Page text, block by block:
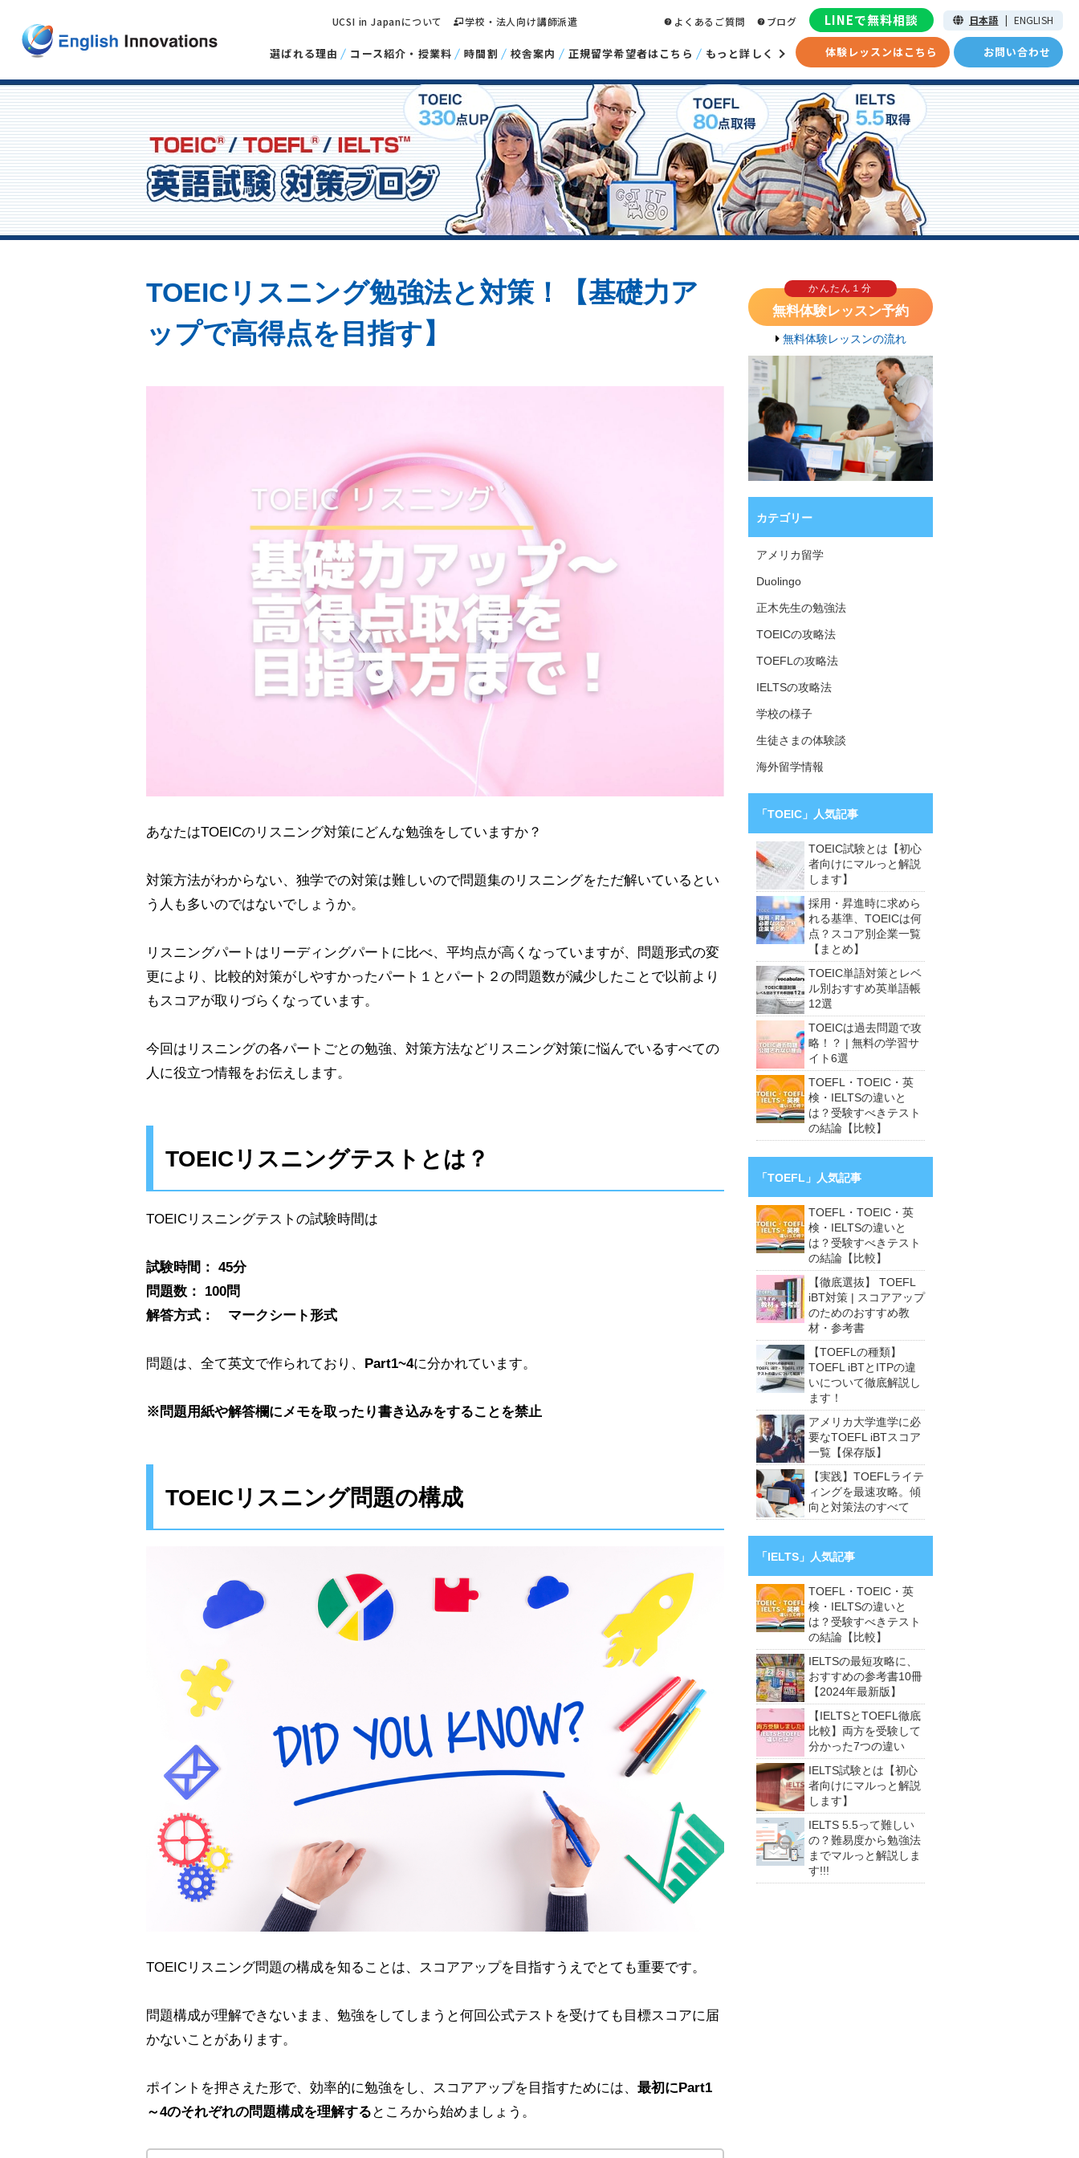
選ばれる理由 コース紹介・授業料 時間割 校舎案内 正規留学希望者はこちら もっと詳しく 体験レッスンはこちら お問い合わせ
UCSI in Japanについて 学校・法人向け講師派遣 よくあるご質問 ブログ LINEで無料相談 日本語 | ENGLISH
TOEICリスニング勉強法と対策！【基礎力ア
ップで高得点を目指す】
あなたはTOEICのリスニング対策にどんな勉強をしていますか？
対策方法がわからない、独学での対策は難しいので問題集のリスニングをただ解いているとい
う人も多いのではないでしょうか。
リスニングパートはリーディングパートに比べ、平均点が高くなっていますが、問題形式の変
更により、比較的対策がしやすかったパート１とパート２の問題数が減少したことで以前より
もスコアが取りづらくなっています。
今回はリスニングの各パートごとの勉強、対策方法などリスニング対策に悩んでいるすべての
人に役立つ情報をお伝えします。
TOEICリスニングテストとは？
TOEICリスニングテストの試験時間は
試験時間： 45分
問題数： 100問
解答方式： マークシート形式
問題は、全て英文で作られており、 Part1~4に分かれています。
※問題用紙や解答欄にメモを取ったり書き込みをすることを禁止
TOEICリスニング問題の構成
TOEICリスニング問題の構成を知ることは、スコアアップを目指すうえでとても重要です。
問題構成が理解できないまま、勉強をしてしまうと何回公式テストを受けても目標スコアに届
かないことがあります。
ポイントを押さえた形で、効率的に勉強をし、スコアアップを目指すためには、 最初にPart1
～4のそれぞれの問題構成を理解する ところから始めましょう。
かんたん１分
無料体験レッスン予約
無料体験レッスンの流れ
カテゴリー
アメリカ留学
Duolingo
正木先生の勉強法
TOEICの攻略法
TOEFLの攻略法
IELTSの攻略法
学校の様子
生徒さまの体験談
海外留学情報
「TOEIC」人気記事
TOEIC試験とは【初心
者向けにマルっと解説
します】
採用・昇進時に求めら
れる基準、TOEICは何
点？スコア別企業一覧
【まとめ】
TOEIC単語対策とレベ
ル別おすすめ英単語帳
12選
TOEICは過去問題で攻
略！？ | 無料の学習サ
イト6選
TOEFL・TOEIC・英
検・IELTSの違いと
は？受験すべきテスト
の結論【比較】
「TOEFL」人気記事
TOEFL・TOEIC・英
検・IELTSの違いと
は？受験すべきテスト
の結論【比較】
【徹底選抜】 TOEFL
iBT対策 | スコアアップ
のためのおすすめ教
材・参考書
【TOEFLの種類】
TOEFL iBTとITPの違
いについて徹底解説し
ます！
アメリカ大学進学に必
要なTOEFL iBTスコア
一覧【保存版】
【実践】TOEFLライテ
ィングを最速攻略。傾
向と対策法のすべて
「IELTS」人気記事
TOEFL・TOEIC・英
検・IELTSの違いと
は？受験すべきテスト
の結論【比較】
IELTSの最短攻略に、
おすすめの参考書10冊
【2024年最新版】
【IELTSとTOEFL徹底
比較】両方を受験して
分かった7つの違い
IELTS試験とは【初心
者向けにマルっと解説
します】
IELTS 5.5って難しい
の？難易度から勉強法
までマルっと解説しま
す!!!